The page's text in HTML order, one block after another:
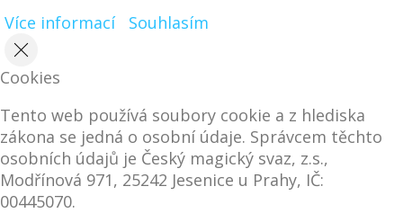
Více informací Souhlasím
Cookies
Tento web používá soubory cookie a z hlediska
zákona se jedná o osobní údaje. Správcem těchto
osobních údajů je Český magický svaz, z.s.,
Modřínová 971, 25242 Jesenice u Prahy, IČ:
00445070.